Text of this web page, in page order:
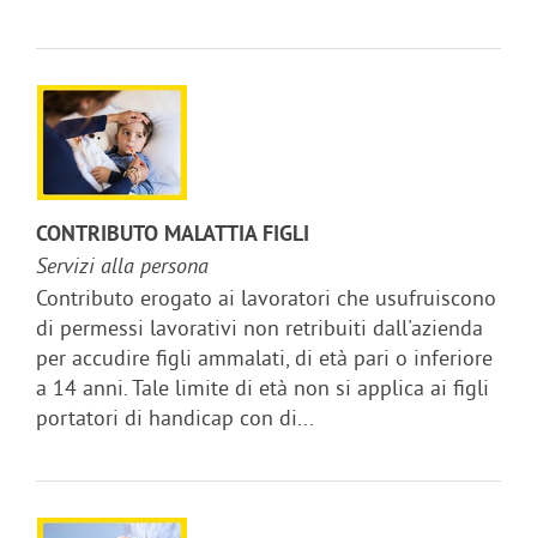
CONTRIBUTO MALATTIA FIGLI
Servizi alla persona
Contributo erogato ai lavoratori che usufruiscono
di permessi lavorativi non retribuiti dall'azienda
per accudire figli ammalati, di età pari o inferiore
a 14 anni. Tale limite di età non si applica ai figli
portatori di handicap con di...